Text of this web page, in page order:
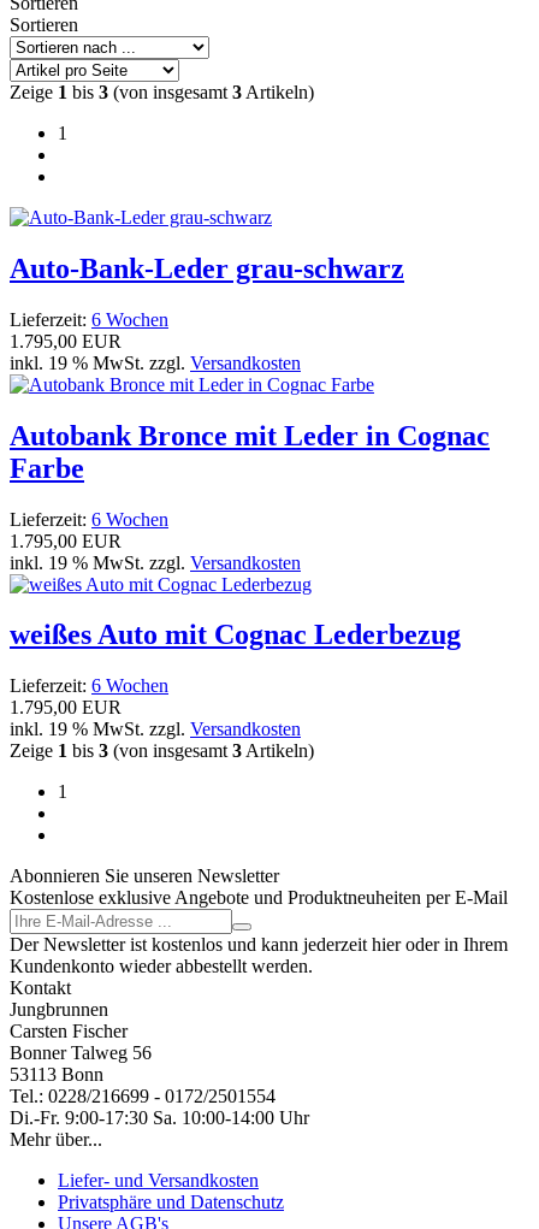
Sortieren
Zeige 1 bis 3 (von insgesamt 3 Artikeln)
1
Auto-Bank-Leder grau-schwarz
Lieferzeit: 6 Wochen
1.795,00 EUR
inkl. 19 % MwSt. zzgl. Versandkosten
Autobank Bronce mit Leder in Cognac
Farbe
Lieferzeit: 6 Wochen
1.795,00 EUR
inkl. 19 % MwSt. zzgl. Versandkosten
weißes Auto mit Cognac Lederbezug
Lieferzeit: 6 Wochen
1.795,00 EUR
inkl. 19 % MwSt. zzgl. Versandkosten
Zeige 1 bis 3 (von insgesamt 3 Artikeln)
1
Abonnieren Sie unseren Newsletter
Kostenlose exklusive Angebote und Produktneuheiten per E-Mail
Der Newsletter ist kostenlos und kann jederzeit hier oder in Ihrem
Kundenkonto wieder abbestellt werden.
Kontakt
Jungbrunnen
Carsten Fischer
Bonner Talweg 56
53113 Bonn
Tel.: 0228/216699 - 0172/2501554
Di.-Fr. 9:00-17:30 Sa. 10:00-14:00 Uhr
Mehr über...
Liefer- und Versandkosten
Privatsphäre und Datenschutz
Unsere AGB's